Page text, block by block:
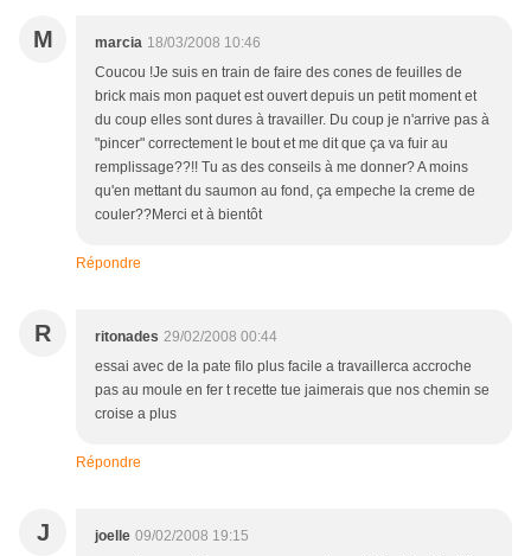
M marcia 18/03/2008 10:46
Coucou !Je suis en train de faire des cones de feuilles de
brick mais mon paquet est ouvert depuis un petit moment et
du coup elles sont dures à travailler. Du coup je n'arrive pas à
"pincer" correctement le bout et me dit que ça va fuir au
remplissage??!! Tu as des conseils à me donner? A moins
qu'en mettant du saumon au fond, ça empeche la creme de
couler??Merci et à bientôt
Répondre
R ritonades 29/02/2008 00:44
essai avec de la pate filo plus facile a travaillerca accroche
pas au moule en fer t recette tue jaimerais que nos chemin se
croise a plus
Répondre
J joelle 09/02/2008 19:15